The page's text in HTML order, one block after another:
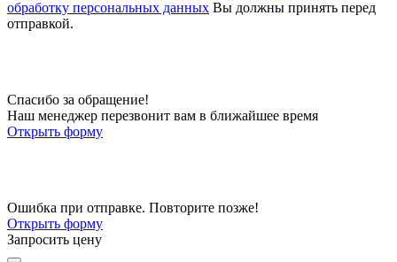
обработку персональных данных Вы должны принять перед
отправкой.
Спасибо за обращение!
Наш менеджер перезвонит вам в ближайшее время
Открыть форму
Ошибка при отправке. Повторите позже!
Открыть форму
Запросить цену